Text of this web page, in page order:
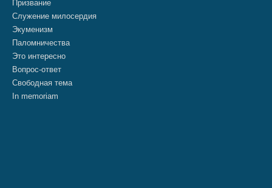
Призвание
Служение милосердия
Экуменизм
Паломничества
Это интересно
Вопрос-ответ
Свободная тема
In memoriam